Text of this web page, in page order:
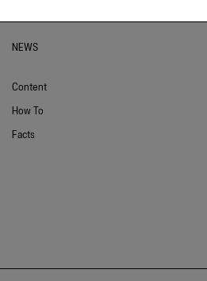
NEWS
Content
How To
Facts